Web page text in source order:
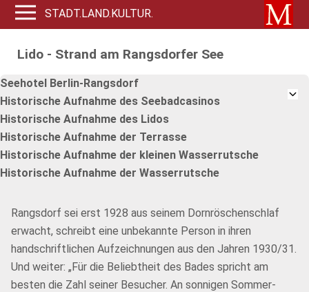
STADT.LAND.KULTUR.
Lido - Strand am Rangsdorfer See
Seehotel Berlin-Rangsdorf
Historische Aufnahme des Seebadcasinos
Historische Aufnahme des Lidos
Historische Aufnahme der Terrasse
Historische Aufnahme der kleinen Wasserrutsche
Historische Aufnahme der Wasserrutsche
Rangsdorf sei erst 1928 aus seinem Dornröschenschlaf
erwacht, schreibt eine unbekannte Person in ihren
handschriftlichen Aufzeichnungen aus den Jahren 1930/31.
Und weiter: „Für die Beliebtheit des Bades spricht am
besten die Zahl seiner Besucher. An sonnigen Sommer-